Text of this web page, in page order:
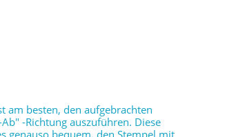
am besten, den aufgebrachten
-Richtung auszuführen. Diese